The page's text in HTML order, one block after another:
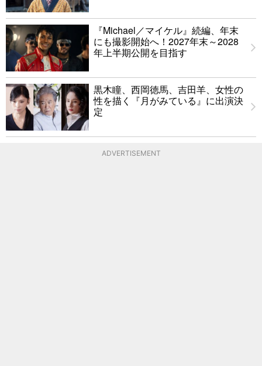
『Michael／マイケル』続編、年末
にも撮影開始へ！2027年末～2028
年上半期公開を目指す
黒木瞳、西岡徳馬、吉田羊、女性の
性を描く『月がみている』に出演決
定
ADVERTISEMENT